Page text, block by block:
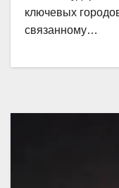
ключевых
связанному…